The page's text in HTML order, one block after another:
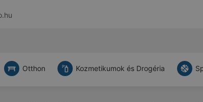
Otthon Kozmetikumok és Drogéria